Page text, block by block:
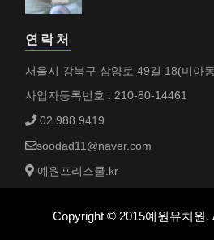
연락처
서울시 강북구 삼양로 49길 18(미아
사업자등록번호 : 210-80-14461
02.988.9419
soodad11@naver.com
예원프리스쿨.kr
Copyright © 2015예원유치원.